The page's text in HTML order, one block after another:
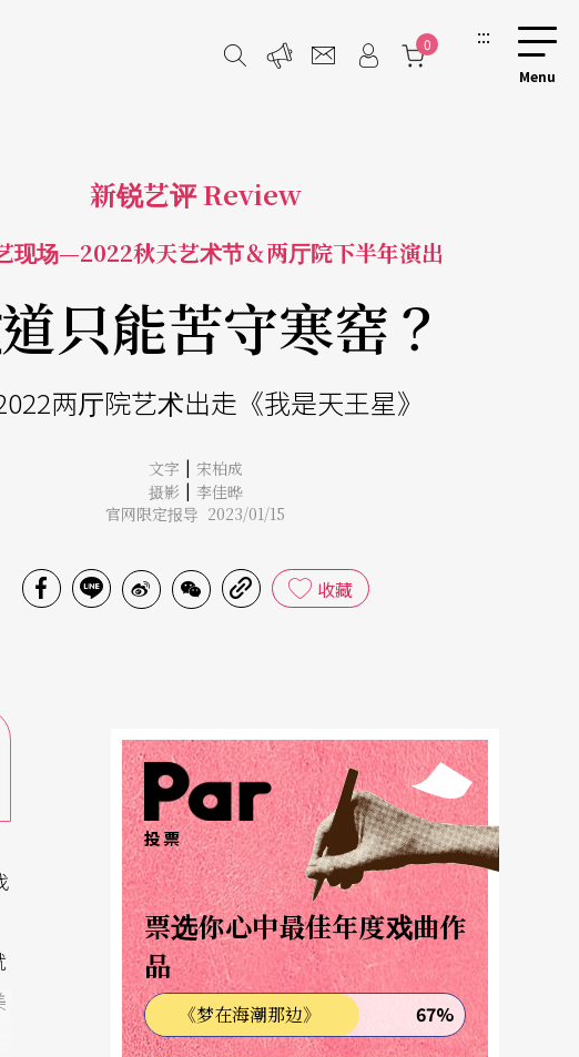
0 :::
新锐艺评 Review
现场—2022秋天艺术节＆两厅院下半年演出
只能苦守寒窑？
两厅院艺术出走《我是天王星》
文字 | 宋柏成
摄影 | 李佳晔
官网限定报导 2023/01/15
收藏
投票
票选你心中最佳年度戏曲作
品
《梦在海潮那边》 67%